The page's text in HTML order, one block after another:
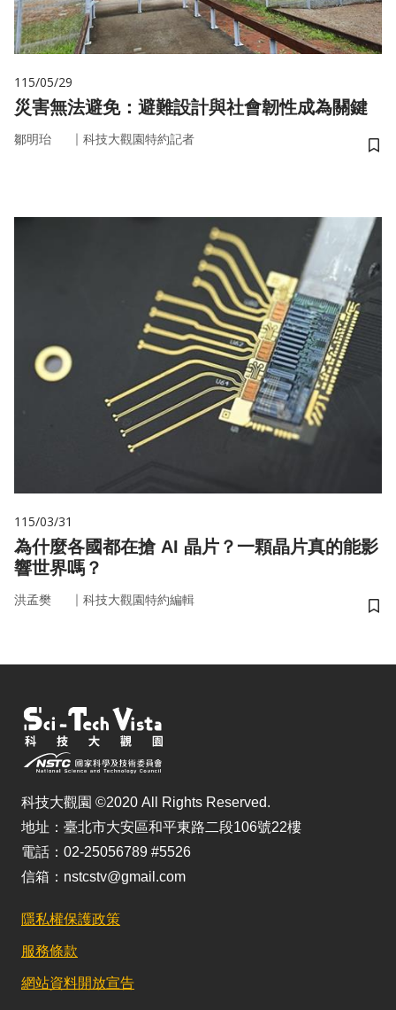
115/05/29
災害無法避免：避難設計與社會韌性成為關鍵
鄒明珆 ｜ 科技大觀園特約記者
儲
115/03/31
為什麼各國都在搶 AI 晶片？一顆晶片真的能影
響世界嗎？
洪孟樊 ｜ 科技大觀園特約編輯
儲
科技大觀園 ©2020 All Rights Reserved.
地址：臺北市大安區和平東路二段106號22樓
電話：02-25056789 #5526
信箱：nstcstv@gmail.com
隱私權保護政策
服務條款
網站資料開放宣告